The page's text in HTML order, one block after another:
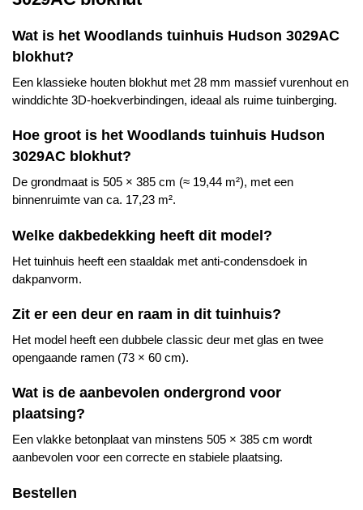
Wat is het Woodlands tuinhuis Hudson 3029AC
blokhut?
Een klassieke houten blokhut met 28 mm massief vurenhout en
winddichte 3D-hoekverbindingen, ideaal als ruime tuinberging.
Hoe groot is het Woodlands tuinhuis Hudson
3029AC blokhut?
De grondmaat is 505 × 385 cm (≈ 19,44 m²), met een
binnenruimte van ca. 17,23 m².
Welke dakbedekking heeft dit model?
Het tuinhuis heeft een staaldak met anti-condensdoek in
dakpanvorm.
Zit er een deur en raam in dit tuinhuis?
Het model heeft een dubbele classic deur met glas en twee
opengaande ramen (73 × 60 cm).
Wat is de aanbevolen ondergrond voor
plaatsing?
Een vlakke betonplaat van minstens 505 × 385 cm wordt
aanbevolen voor een correcte en stabiele plaatsing.
Bestellen